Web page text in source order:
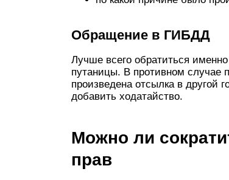
Обращение в ГИБДД
Лучше всего обратиться
путаницы. В противном случае
произведена отсылка в другой
добавить ходатайство.
Можно ли
прав